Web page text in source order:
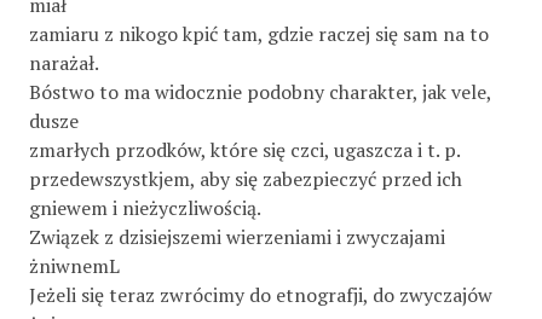
zamiaru z nikogo kpić tam, gdzie raczej się sam na to
narażał.
Bóstwo to ma widocznie podobny charakter, jak vele,
dusze
zmarłych przodków, które się czci, ugaszcza i t. p.
przedewszystkjem, aby się zabezpieczyć przed ich
gniewem i nieżyczliwością.
Związek z dzisiejszemi wierzeniami i zwyczajami
żniwnemL
Jeżeli się teraz zwrócimy do etnografji, do zwyczajów